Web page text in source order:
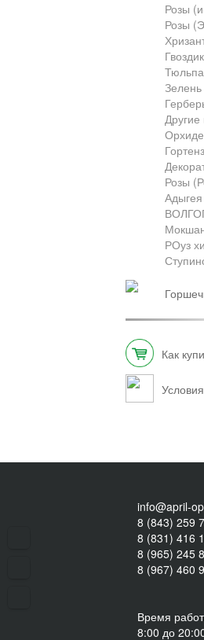
Розы
Розы
Зелень
Другие
Розы
Адыгея
РОуз
Как
info@april-
8 (843) 259
8 (831) 416
8 (965) 245
8 (967) 460
Время
8:00 до